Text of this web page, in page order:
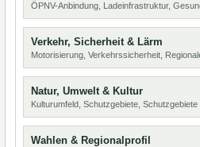
ÖPNV-Anbindung, Ladeinfrastruktur,
Verkehr, Sicherheit & Lärm
Motorisierung, Verkehrssicherheit,
Natur, Umwelt & Kultur
Kulturumfeld, Schutzgebiete, Schutzgebiete
Wahlen & Regionalprofil